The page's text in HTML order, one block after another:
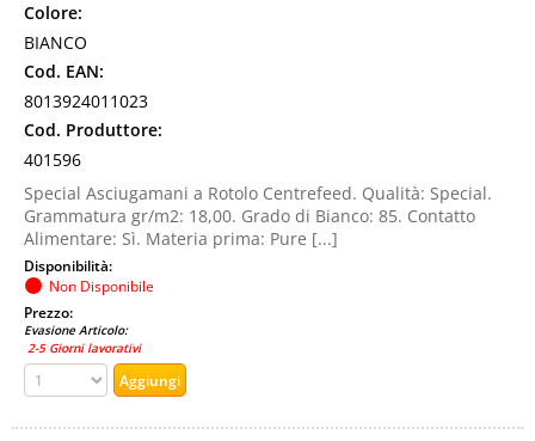
Colore:
BIANCO
Cod. EAN:
8013924011023
Cod. Produttore:
401596
Special Asciugamani a Rotolo Centrefeed. Qualità: Special.
Grammatura gr/m2: 18,00. Grado di Bianco: 85. Contatto
Alimentare: Sì. Materia prima: Pure [...]
Disponibilità:
Non Disponibile
Prezzo:
Evasione Articolo:
2-5 Giorni lavorativi